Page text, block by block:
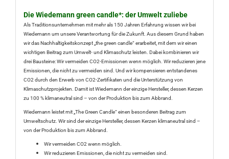
Die Wiedemann green candle*: der Umwelt zuliebe
Als Traditionsunternehmen mit mehr als 150 Jahren Erfahrung wissen wir bei
Wiedemann um unsere Verantwortung für die Zukunft. Aus diesem Grund haben
wir das Nachhaltigkeitskonzept „the green candle“ erarbeitet, mit dem wir einen
wichtigen Beitrag zum Umwelt- und Klimaschutz leisten. Dabei kombinieren wir
drei Bausteine: Wir vermeiden CO2-Emissionen wenn möglich. Wir reduzieren jene
Emissionen, die nicht zu vermeiden sind. Und wir kompensieren entstandenes
CO2 durch den Erwerb von CO2-Zertifikaten und die Unterstützung von
Klimaschutzprojekten. Damit ist Wiedemann der einzige Hersteller, dessen Kerzen
zu 100 % klimaneutral sind – von der Produktion bis zum Abbrand.
Wiedemann leistet mit „The Green Candle“ einen besonderen Beitrag zum
Umweltschutz. Wir sind der einzige Hersteller, dessen Kerzen klimaneutral sind –
von der Produktion bis zum Abbrand.
Wir vermeiden CO2 wenn möglich.
Wir reduzieren Emissionen, die nicht zu vermeiden sind.